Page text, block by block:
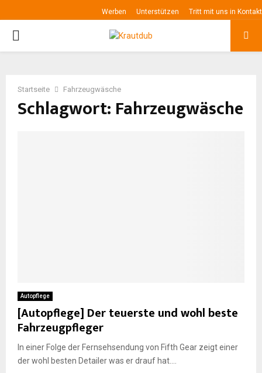
Werben Unterstützen Tritt mit uns in Kontakt
P
E
N
U
Startseite Fahrzeugwäsche
Schlagwort: Fahrzeugwäsche
Autopflege
[Autopflege] Der teuerste und wohl beste
Fahrzeugpfleger
In einer Folge der Fernsehsendung von Fifth Gear zeigt einer
der wohl besten Detailer was er drauf hat....